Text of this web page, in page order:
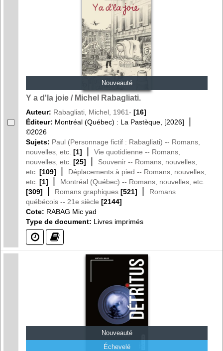
Nouveauté
Y a d'la joie / Michel Rabagliati.
Auteur: Rabagliati, Michel, 1961- [16]
Éditeur: Montréal (Québec) : La Pastèque, [2026] |
©2026
Sujets: Paul (Personnage fictif : Rabagliati) -- Romans,
nouvelles, etc. [1] |
Vie quotidienne -- Romans,
nouvelles, etc. [25] |
Souvenir -- Romans, nouvelles,
etc. [109] |
Déplacements à pied -- Romans, nouvelles,
etc. [1] |
Montréal (Québec) -- Romans, nouvelles, etc.
[309]
| Romans graphiques [521] |
Romans
québécois -- 21e siècle [2144]
Cote: RABAG Mic yad
Type de document: Livres imprimés
(?) (?)
Nouveauté
Échevelé